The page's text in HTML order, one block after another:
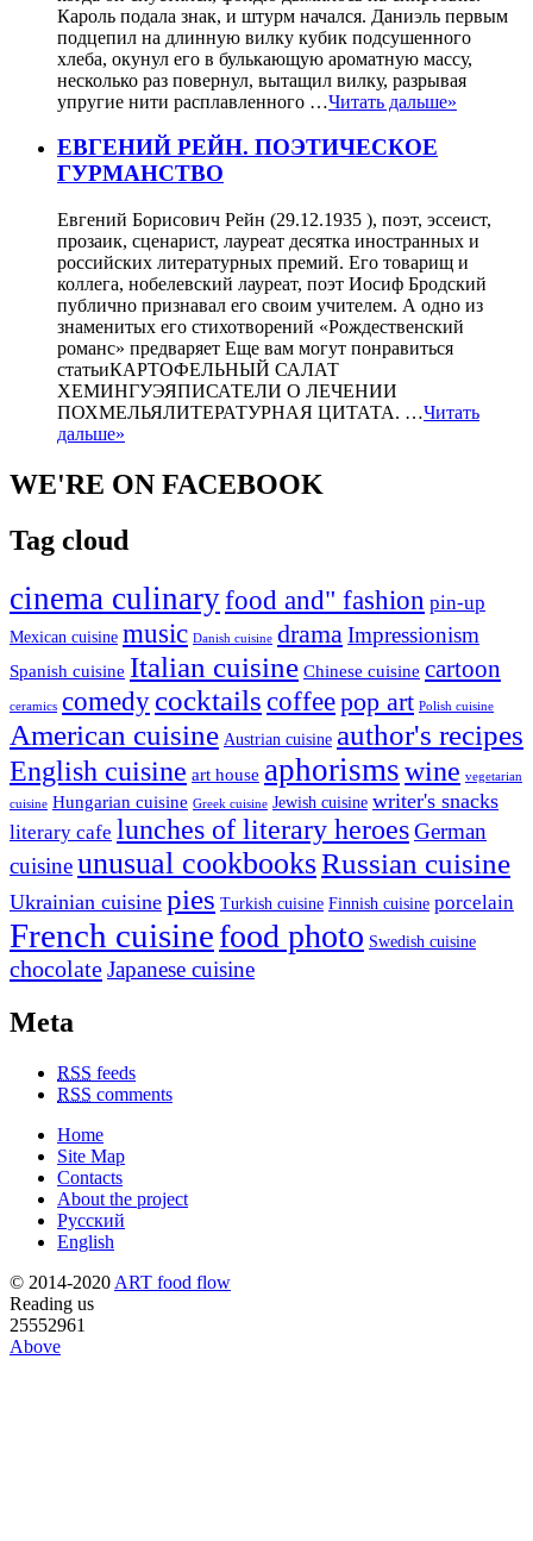
Кароль подала знак, и штурм начался. Даниэль первым
подцепил на длинную вилку кубик подсушенного
хлеба, окунул его в булькающую ароматную массу,
несколько раз повернул, вытащил вилку, разрывая
упругие нити расплавленного …Читать дальше»
ЕВГЕНИЙ РЕЙН. ПОЭТИЧЕСКОЕ
ГУРМАНСТВО
Евгений Борисович Рейн (29.12.1935 ), поэт, эссеист,
прозаик, сценарист, лауреат десятка иностранных и
российских литературных премий. Его товарищ и
коллега, нобелевский лауреат, поэт Иосиф Бродский
публично признавал его своим учителем. А одно из
знаменитых его стихотворений «Рождественский
романс» предваряет Еще вам могут понравиться
статьиКАРТОФЕЛЬНЫЙ САЛАТ
ХЕМИНГУЭЯПИСАТЕЛИ О ЛЕЧЕНИИ
ПОХМЕЛЬЯЛИТЕРАТУРНАЯ ЦИТАТА. …Читать
дальше»
WE'RE ON FACEBOOK
Tag cloud
cinema culinaryfood and" fashion pin-up
Mexican cuisine music Danish cuisine dramaImpressionism
Spanish cuisine Italian cuisine Chinese cuisine cartoon
ceramics comedy cocktails coffeepop art Polish cuisine
American cuisine Austrian cuisine author's recipes
English cuisine art house aphorismswine vegetarian
cuisine Hungarian cuisine Greek cuisine Jewish cuisine writer's snacks
literary cafe lunches of literary heroesGerman
cuisineunusual cookbooksRussian cuisine
Ukrainian cuisine pies Turkish cuisine Finnish cuisine porcelain
French cuisinefood photo Swedish cuisine
chocolateJapanese cuisine
Meta
RSS feeds
RSS comments
Home
Site Map
Contacts
About the project
Русский
English
© 2014-2020 ART food flow
Reading us
25552961
Above